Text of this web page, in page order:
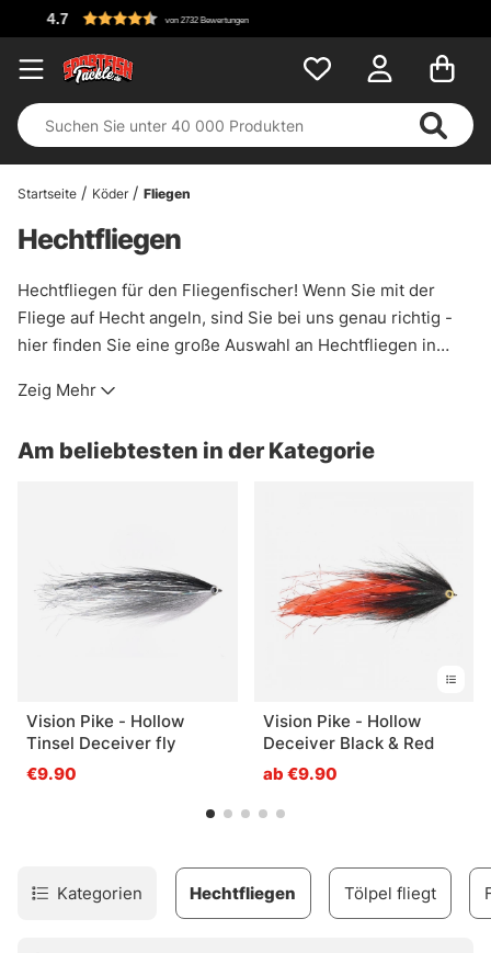
Startseite Köder Fliegen
Hechtfliegen
Hechtfliegen für den Fliegenfischer! Wenn Sie mit der
Fliege auf Hecht angeln, sind Sie bei uns genau richtig -
hier finden Sie eine große Auswahl an Hechtfliegen in
Zeig Mehr
Am beliebtesten in der Kategorie
Vision Pike - Hollow
Tinsel Deceiver fly
€9.90
Vision Pike - Hollow
Deceiver Black & Red
ab €9.90
Kategorien Tölpel fliegt
Hechtfliegen